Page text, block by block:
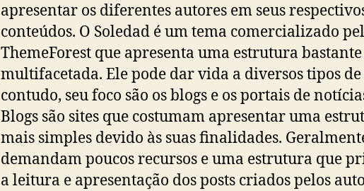
apresentar os diferentes autores em seus
conteúdos. O Soledad é um tema comercializado
ThemeForest que apresenta uma estrutura bastante
multifacetada. Ele pode dar vida a diversos tipos de
contudo, seu foco são os blogs e os portais de
Blogs são sites que costumam apresentar uma
mais simples devido às suas finalidades.
demandam poucos recursos e uma estrutura que
a leitura e apresentação dos posts criados pelos